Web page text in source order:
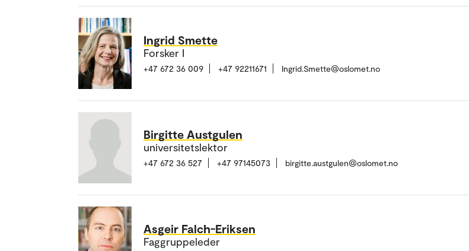
Ingrid Smette
Forsker I
+47 672 36 009 +47 92211671 Ingrid.Smette@oslomet.no
Birgitte Austgulen
universitetslektor
+47 672 36 527 +47 97145073 birgitte.austgulen@oslomet.no
Asgeir Falch-Eriksen
Faggruppeleder